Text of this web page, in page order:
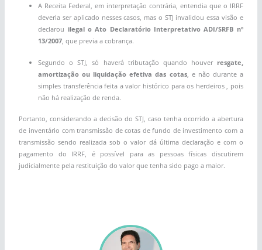
A Receita Federal, em interpretação contrária, entendia que o IRRF
deveria ser aplicado nesses casos, mas o STJ invalidou essa visão e
declarou ilegal o Ato Declaratório Interpretativo ADI/SRFB nº
13/2007, que previa a cobrança.
Segundo o STJ, só haverá tributação quando houver resgate,
amortização ou liquidação efetiva das cotas, e não durante a
simples transferência feita a valor histórico para os herdeiros
, pois
não há realização de renda.
Portanto, considerando a decisão do STJ, caso tenha ocorrido a abertura
de inventário com transmissão de cotas de fundo de investimento com a
transmissão sendo realizada sob o valor dá última declaração e com o
pagamento do IRRF, é possível para as pessoas físicas discutirem
judicialmente pela restituição do valor que tenha sido pago a maior.